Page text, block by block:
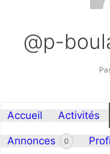
@p-
Accueil Activités
Annonces 0